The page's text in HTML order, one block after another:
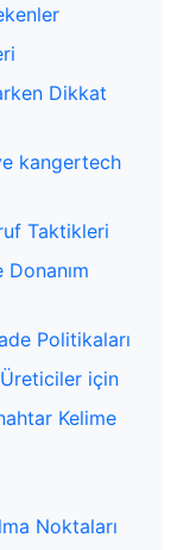
Dikkat
kangertech
Taktikleri
Donanım
Politikaları
Üreticiler için
Kelime
Noktaları